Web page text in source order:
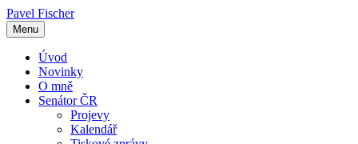
Pavel Fischer
Menu
Úvod
Novinky
O mně
Senátor ČR
Projevy
Kalendář